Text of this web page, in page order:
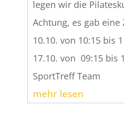
legen wir die
Achtung, es gab
10.10. von 10:15 bis
17.10. von 09:15 bis
SportTreff Team
mehr lesen